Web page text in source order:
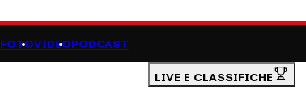
FOTOVIDEOPODCAST
LIVE E CLASSIFICHE